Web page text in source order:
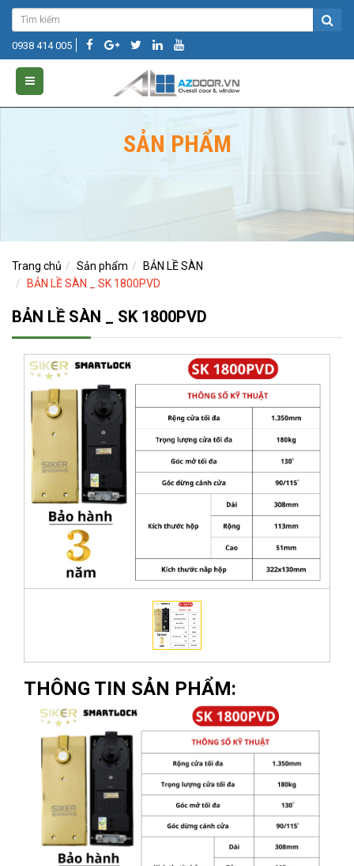
0938 414 005
SẢN PHẨM
Trang chủ Sản phẩm
BẢN LỀ SÀN
BẢN LỀ SÀN _ SK 1800PVD
BẢN LỀ SÀN _ SK 1800PVD
THÔNG TIN SẢN PHẨM: